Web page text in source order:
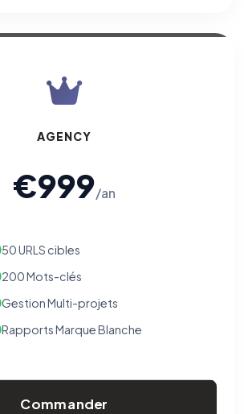
AGENCY
€999/an
50 URLS cibles
200 Mots-clés
Gestion Multi-projets
Rapports Marque Blanche
Commander